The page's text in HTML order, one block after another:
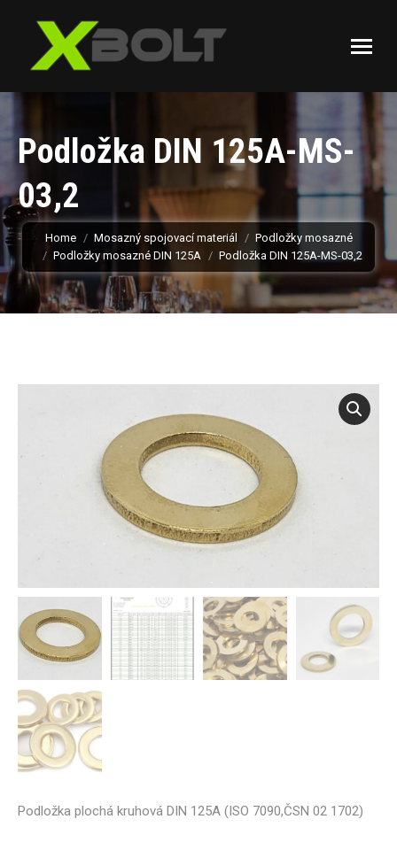
Podložka DIN 125A-MS-
03,2
You are here:
Home Mosazný spojovací materiál
Podložky mosazné
Podložky mosazné DIN 125A
Podložka DIN 125A-MS-03,2
Podložka plochá kruhová DIN 125A (ISO 7090,ČSN 02 1702)